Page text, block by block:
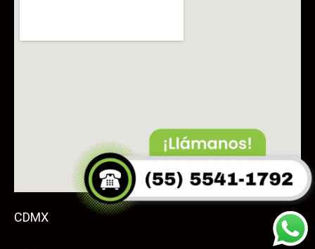
CDMX